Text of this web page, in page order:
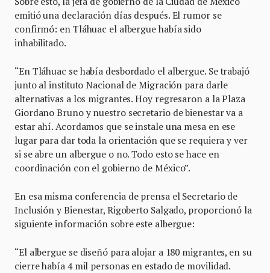
emitió una declaración días después. El rumor se
confirmó: en Tláhuac el albergue había sido
inhabilitado.
“En Tláhuac se había desbordado el albergue. Se trabajó
junto al instituto Nacional de Migración para darle
alternativas a los migrantes. Hoy regresaron a la Plaza
Giordano Bruno y nuestro secretario de bienestar va a
estar ahí. Acordamos que se instale una mesa en ese
lugar para dar toda la orientación que se requiera y ver
si se abre un albergue o no. Todo esto se hace en
coordinación con el gobierno de México”.
En esa misma conferencia de prensa el Secretario de
Inclusión y Bienestar, Rigoberto Salgado, proporcionó la
siguiente información sobre este albergue:
“El albergue se diseñó para alojar a 180 migrantes, en su
cierre había 4 mil personas en estado de movilidad.